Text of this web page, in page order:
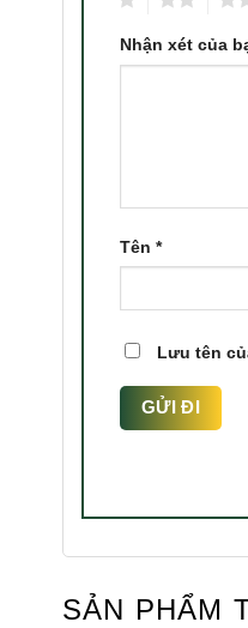
Nhận xét của
Tên *
Lưu tên
SẢN PHẨM